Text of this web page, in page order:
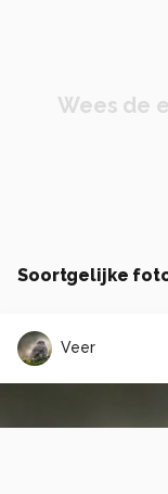
Wees de
Soortgelijke
Veer